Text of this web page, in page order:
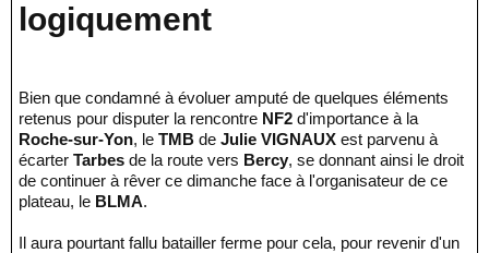
logiquement
Bien que condamné à évoluer amputé de quelques éléments
retenus pour disputer la rencontre NF2 d'importance à la
Roche-sur-Yon, le TMB de Julie VIGNAUX est parvenu à
écarter Tarbes de la route vers Bercy, se donnant ainsi le droit
de continuer à rêver ce dimanche face à l'organisateur de ce
plateau, le BLMA.
Il aura pourtant fallu batailler ferme pour cela, pour revenir d'un